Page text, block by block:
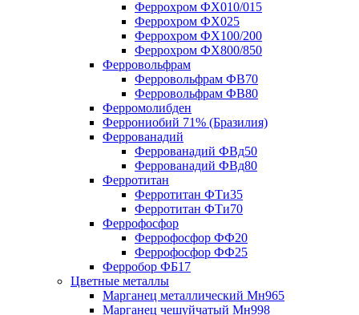
Феррохром ФХ010/015
Феррохром ФХ025
Феррохром ФХ100/200
Феррохром ФХ800/850
Ферровольфрам
Ферровольфрам ФВ70
Ферровольфрам ФВ80
Ферромолибден
Феррониобий 71% (Бразилия)
Феррованадий
Феррованадий ФВд50
Феррованадий ФВд80
Ферротитан
Ферротитан ФТи35
Ферротитан ФТи70
Феррофосфор
Феррофосфор ФФ20
Феррофосфор ФФ25
Ферробор ФБ17
Цветные металлы
Марганец металлический Мн965
Марганец чешуйчатый Мн998